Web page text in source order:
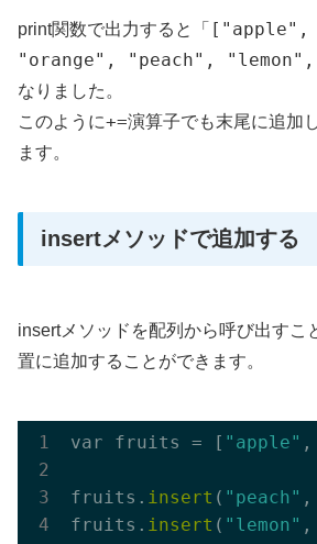
print関数で出力すると「
["apple",
"orange", "peach",
なりました。
このように+=演算子でも末尾に追加
ます。
insertメソッドで追加する
insertメソッドを配列から呼び出すこ
置に追加することができます。
var fruits = [ "apple" ,
fruits. insert ( "peach" ,
fruits. insert ( "lemon" ,